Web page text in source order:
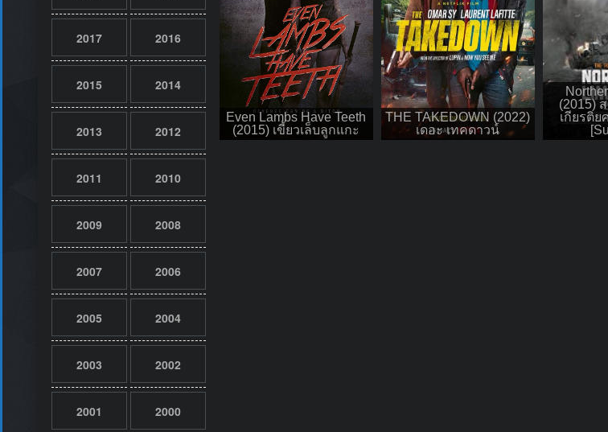
2017 2016
2015 2014
2013 2012
2011 2010
2009 2008
2007 2006
2005 2004
2003 2002
2001 2000
Even Lambs Have Teeth
(2015) เขี้ยวเล็บลูกแกะ
THE TAKEDOWN (2022)
เดอะ เทคดาวน์
(2015)
เกียรติย